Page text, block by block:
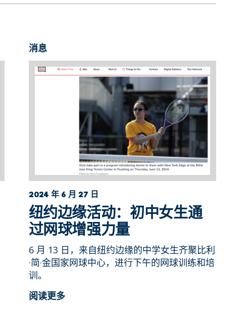
消息
2024 年 6 月 27 日
纽约边缘活动：初中女生通
过网球增强力量
6 月 13 日，来自纽约边缘的中学女生齐聚比利
·简·金国家网球中心，进行下午的网球训练和培
训。
阅读更多